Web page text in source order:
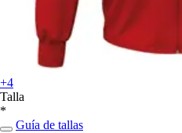
+4
Talla
*
Guía de tallas